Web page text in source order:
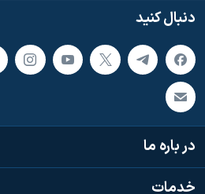
دنبال کنید
در باره ما
خدمات